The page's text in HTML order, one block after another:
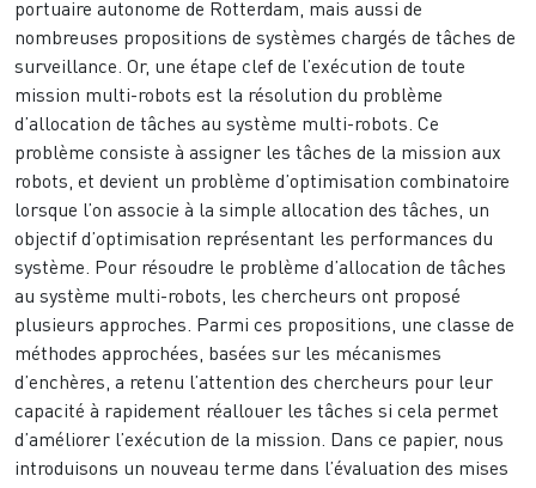
portuaire autonome de Rotterdam, mais aussi de
nombreuses propositions de systèmes chargés de tâches de
surveillance. Or, une étape clef de l’exécution de toute
mission multi-robots est la résolution du problème
d’allocation de tâches au système multi-robots. Ce
problème consiste à assigner les tâches de la mission aux
robots, et devient un problème d’optimisation combinatoire
lorsque l’on associe à la simple allocation des tâches, un
objectif d’optimisation représentant les performances du
système. Pour résoudre le problème d’allocation de tâches
au système multi-robots, les chercheurs ont proposé
plusieurs approches. Parmi ces propositions, une classe de
méthodes approchées, basées sur les mécanismes
d’enchères, a retenu l’attention des chercheurs pour leur
capacité à rapidement réallouer les tâches si cela permet
d’améliorer l’exécution de la mission. Dans ce papier, nous
introduisons un nouveau terme dans l’évaluation des mises